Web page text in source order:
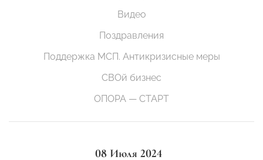
Видео
Поздравления
Поддержка МСП. Антикризисные меры
СВОй бизнес
ОПОРА — СТАРТ
08 Июля 2024